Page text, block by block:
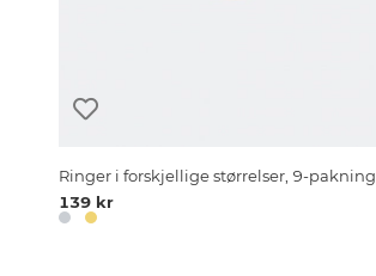
Ringer i forskjellige størrelser, 9-pakning
139 kr